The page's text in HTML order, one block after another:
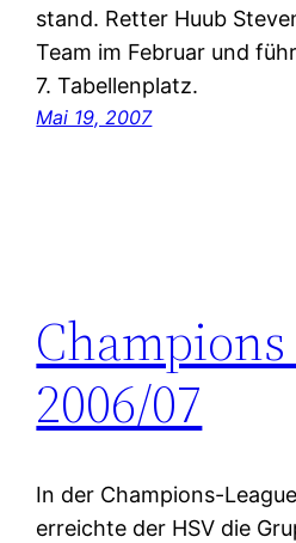
stand. Retter Huub
Team im Februar und
7. Tabellenplatz.
Mai 19, 2007
2006/07
In der Champions-
erreichte der HSV die